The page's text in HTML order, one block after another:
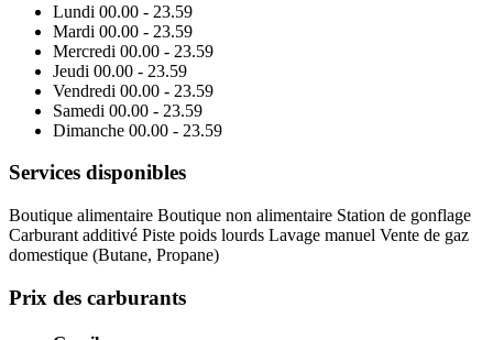
Lundi 00.00 - 23.59
Mardi 00.00 - 23.59
Mercredi 00.00 - 23.59
Jeudi 00.00 - 23.59
Vendredi 00.00 - 23.59
Samedi 00.00 - 23.59
Dimanche 00.00 - 23.59
Services disponibles
Boutique alimentaire Boutique non alimentaire Station de gonflage
Carburant additivé Piste poids lourds Lavage manuel Vente de gaz
domestique (Butane, Propane)
Prix des carburants